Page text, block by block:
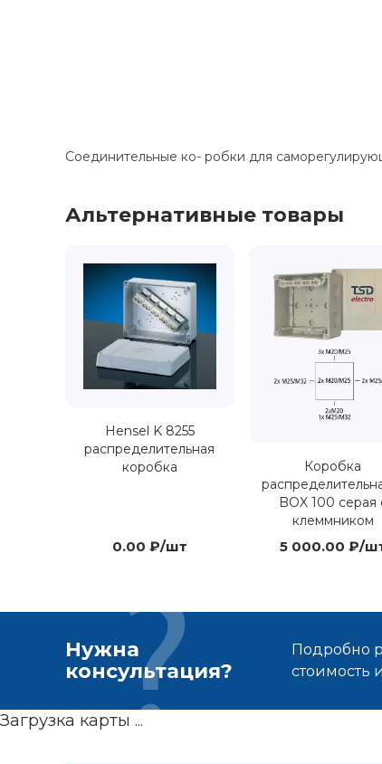
Соединительные ко- робки для
Альтернативные товары
Hensel K 8255
распределительная
коробка
0.00 ₽/шт
Коробка
BOX 100 серая
клеммником
5 000.00 ₽/
Нужна
консультация?
Подробно
стоимость
Загрузка карты ...